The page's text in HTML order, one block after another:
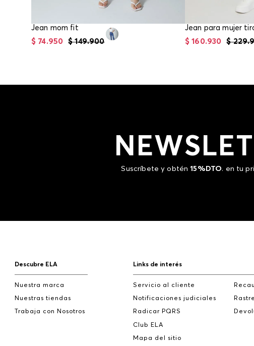
Jean mom fit
$ 149.900
$ 74.950 $ 229.
$ 160.930
Suscríbete y obtén15%DTO. en tu
Descubre ELA
Nuestra marca
Nuestras tiendas
Trabaja con Nosotros
Links de interés
Servicio al cliente
Notificaciones judiciales
Radicar PQRS
Club ELA
Mapa del sitio